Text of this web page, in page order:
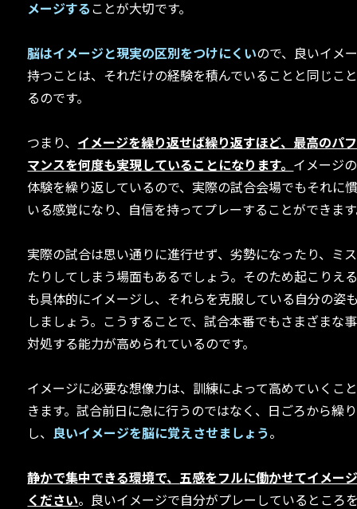
メージすることが大切です。
脳はイメージと現実の区別をつけにくいので、良いイメ
持つことは、それだけの経験を積んでいることと同じこ
るのです。
つまり、 イメージを繰り返せば繰り返すほど、最高のパ
マンスを何度も実現していることになります。 イメージ
体験を繰り返しているので、実際の試合会場でもそれに
いる感覚になり、自信を持ってプレーすることができま
実際の試合は思い通りに進行せず、劣勢になったり、ミ
たりしてしまう場面もあるでしょう。そのため起こりえ
も具体的にイメージし、それらを克服している自分の姿
しましょう。こうすることで、試合本番でもさまざまな
対処する能力が高められているのです。
イメージに必要な想像力は、訓練によって高めていくこ
きます。試合前日に急に行うのではなく、日ごろから繰
し、 良いイメージを脳に覚えさせましょう。
静かで集中できる環境で、五感をフルに働かせてイメー
ください。良いイメージで自分がプレーしているところ